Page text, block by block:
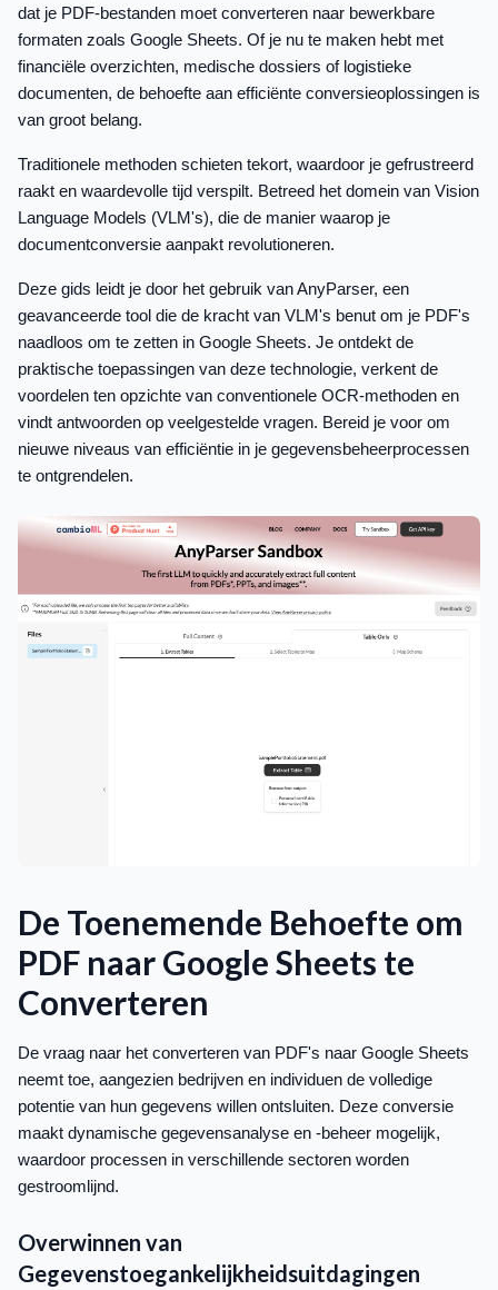
dat je PDF-bestanden moet converteren naar bewerkbare
formaten zoals Google Sheets. Of je nu te maken hebt met
financiële overzichten, medische dossiers of logistieke
documenten, de behoefte aan efficiënte conversieoplossingen is
van groot belang.
Traditionele methoden schieten tekort, waardoor je gefrustreerd
raakt en waardevolle tijd verspilt. Betreed het domein van Vision
Language Models (VLM's), die de manier waarop je
documentconversie aanpakt revolutioneren.
Deze gids leidt je door het gebruik van AnyParser, een
geavanceerde tool die de kracht van VLM's benut om je PDF's
naadloos om te zetten in Google Sheets. Je ontdekt de
praktische toepassingen van deze technologie, verkent de
voordelen ten opzichte van conventionele OCR-methoden en
vindt antwoorden op veelgestelde vragen. Bereid je voor om
nieuwe niveaus van efficiëntie in je gegevensbeheerprocessen
te ontgrendelen.
De Toenemende Behoefte om
PDF naar Google Sheets te
Converteren
De vraag naar het converteren van PDF's naar Google Sheets
neemt toe, aangezien bedrijven en individuen de volledige
potentie van hun gegevens willen ontsluiten. Deze conversie
maakt dynamische gegevensanalyse en -beheer mogelijk,
waardoor processen in verschillende sectoren worden
gestroomlijnd.
Overwinnen van
Gegevenstoegankelijkheidsuitdagingen